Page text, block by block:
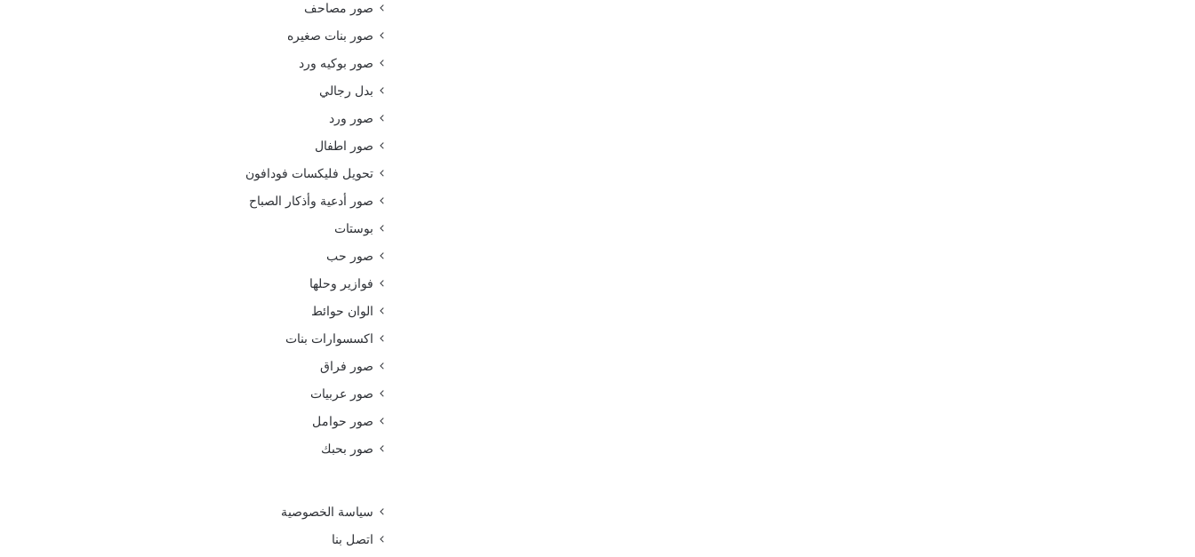
صور مصاحف
صور بنات صغيره
صور بوكيه ورد
بدل رجالي
صور ورد
صور اطفال
تحويل فليكسات فودافون
صور أدعية وأذكار الصباح
بوستات
صور حب
فوازير وحلها
الوان حوائط
اكسسوارات بنات
صور فراق
صور عربيات
صور حوامل
صور بحبك
سياسة الخصوصية
اتصل بنا